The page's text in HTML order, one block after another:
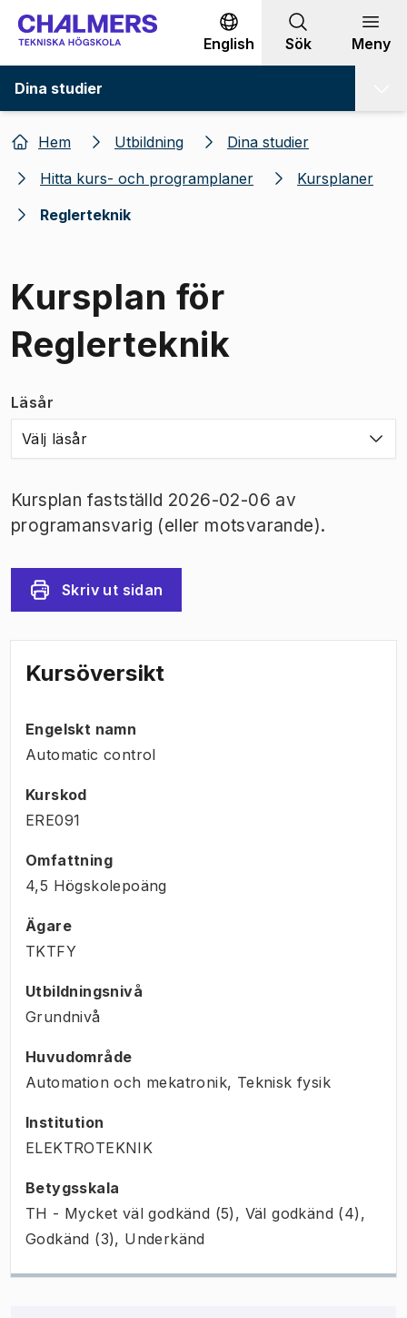
Gå till innehållet
English Sök Meny
Dina studier
Hem Utbildning
Dina studier
Hitta kurs- och programplaner
Kursplaner
Reglerteknik
Kursplan för
Reglerteknik
Läsår
Välj läsår
Kursplan fastställd 2026-02-06 av
programansvarig (eller motsvarande).
Skriv ut sidan
Kursöversikt
Engelskt namn
Automatic control
Kurskod
ERE091
Omfattning
4,5 Högskolepoäng
Ägare
TKTFY
Utbildningsnivå
Grundnivå
Huvudområde
Automation och mekatronik, Teknisk fysik
Institution
ELEKTROTEKNIK
Betygsskala
TH - Mycket väl godkänd (5), Väl godkänd (4),
Godkänd (3), Underkänd